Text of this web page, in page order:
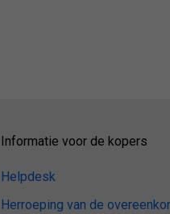
Informatie voor de kopers
Helpdesk
Herroeping van de